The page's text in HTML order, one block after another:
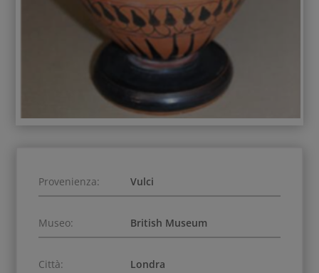
Provenienza: Vulci
Museo: British Museum
Città: Londra